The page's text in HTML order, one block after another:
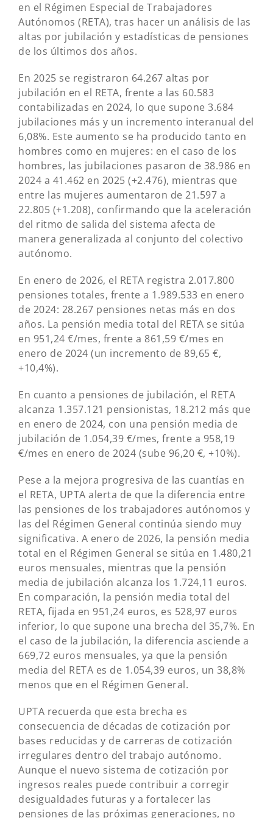
en el Régimen Especial de Trabajadores
Autónomos (RETA), tras hacer un análisis de las
altas por jubilación y estadísticas de pensiones
de los últimos dos años.
En 2025 se registraron 64.267 altas por
jubilación en el RETA, frente a las 60.583
contabilizadas en 2024, lo que supone 3.684
jubilaciones más y un incremento interanual del
6,08%. Este aumento se ha producido tanto en
hombres como en mujeres: en el caso de los
hombres, las jubilaciones pasaron de 38.986 en
2024 a 41.462 en 2025 (+2.476), mientras que
entre las mujeres aumentaron de 21.597 a
22.805 (+1.208), confirmando que la aceleración
del ritmo de salida del sistema afecta de
manera generalizada al conjunto del colectivo
autónomo.
En enero de 2026, el RETA registra 2.017.800
pensiones totales, frente a 1.989.533 en enero
de 2024: 28.267 pensiones netas más en dos
años. La pensión media total del RETA se sitúa
en 951,24 €/mes, frente a 861,59 €/mes en
enero de 2024 (un incremento de 89,65 €,
+10,4%).
En cuanto a pensiones de jubilación, el RETA
alcanza 1.357.121 pensionistas, 18.212 más que
en enero de 2024, con una pensión media de
jubilación de 1.054,39 €/mes, frente a 958,19
€/mes en enero de 2024 (sube 96,20 €, +10%).
Pese a la mejora progresiva de las cuantías en
el RETA, UPTA alerta de que la diferencia entre
las pensiones de los trabajadores autónomos y
las del Régimen General continúa siendo muy
significativa. A enero de 2026, la pensión media
total en el Régimen General se sitúa en 1.480,21
euros mensuales, mientras que la pensión
media de jubilación alcanza los 1.724,11 euros.
En comparación, la pensión media total del
RETA, fijada en 951,24 euros, es 528,97 euros
inferior, lo que supone una brecha del 35,7%. En
el caso de la jubilación, la diferencia asciende a
669,72 euros mensuales, ya que la pensión
media del RETA es de 1.054,39 euros, un 38,8%
menos que en el Régimen General.
UPTA recuerda que esta brecha es
consecuencia de décadas de cotización por
bases reducidas y de carreras de cotización
irregulares dentro del trabajo autónomo.
Aunque el nuevo sistema de cotización por
ingresos reales puede contribuir a corregir
desigualdades futuras y a fortalecer las
pensiones de las próximas generaciones, no